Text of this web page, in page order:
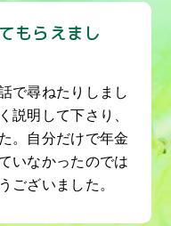
もらえまし
で尋ねたりしまし
説明して下さり、
。自分だけで年金
いなかったのでは
ございました。